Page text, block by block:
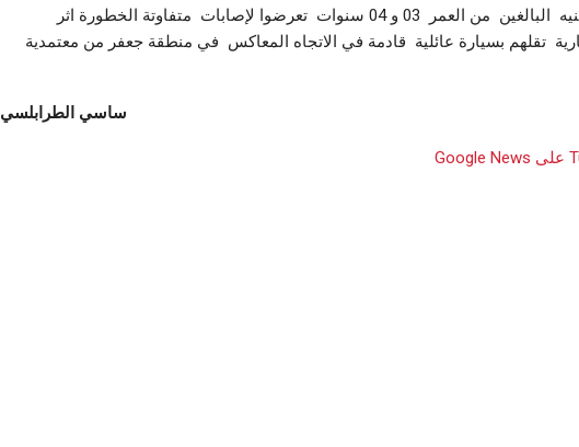
شاب ثلاثيني وابنيه البالغين من العمر 03 و 04 سنوات تعرضوا لإصابات متفاوتة الخطورة اثر
تقلهم بسيارة عائلية قادمة في الاتجاه المعاكس في منطقة جعفر من معتمدية
ساسي الطرابلسي